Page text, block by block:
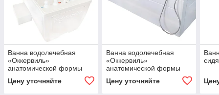
Ванна водолечебная
«Оккервиль»
анатомической формы
Цену уточняйте
Ванна водолечебная
«Оккервиль»
анатомической формы
Цену уточняйте